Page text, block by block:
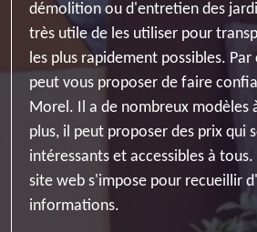
démolition ou d'entretien des
très utile de les utiliser pour
les plus rapidement possibles.
peut vous proposer de faire
Morel. Il a de nombreux modèles
plus, il peut proposer des prix qui
intéressants et accessibles à
site web s'impose pour recueillir
informations.